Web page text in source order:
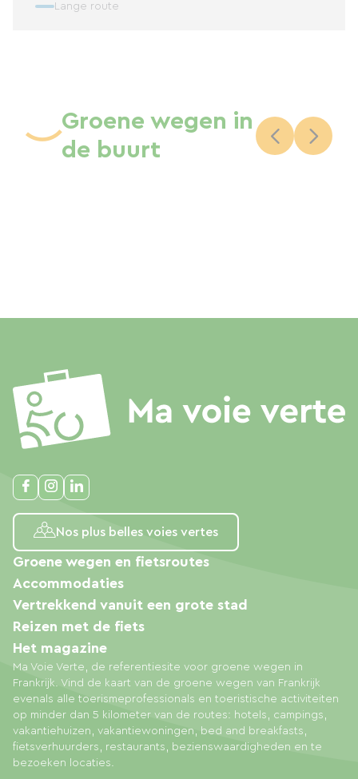
Lange route
Groene wegen in
de buurt
Nos plus belles voies vertes
Ma Voie Verte, de referentiesite voor groene wegen in
Frankrijk. Vind de kaart van de groene wegen van Frankrijk
evenals alle toerismeprofessionals en toeristische activiteiten
op minder dan 5 kilometer van de routes: hotels, campings,
vakantiehuizen, vakantiewoningen, bed and breakfasts,
fietsverhuurders, restaurants, bezienswaardigheden en te
bezoeken locaties.
Groene wegen en fietsroutes
Accommodaties
Vertrekkend vanuit een grote stad
Reizen met de fiets
Het magazine